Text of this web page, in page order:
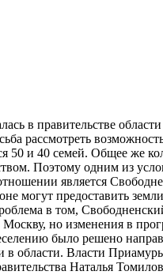
в правительстве
рассмотреть
50 и 40 семей. Общее же
Поэтому одним из
является
могут предоставить
в том,
Москву, но изменения в
было решено
области. Власти
Наталья